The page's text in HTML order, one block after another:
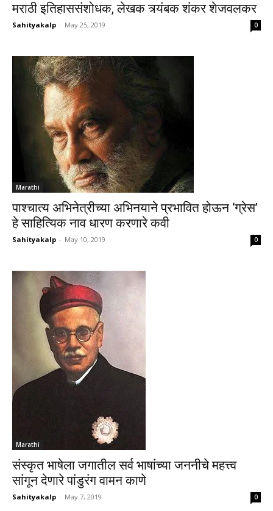
मराठी इतिहाससंशोधक, लेखक त्र्यंबक शंकर शेजवलकर
Sahityakalp - May 25, 2019 0
Marathi
पाश्चात्य अभिनेत्रीच्या अभिनयाने प्रभावित होऊन ‘ग्रेस’
हे साहित्यिक नाव धारण करणारे कवी
Sahityakalp - May 10, 2019 0
Marathi
संस्कृत भाषेला जगातील सर्व भाषांच्या जननीचे महत्त्व
सांगून देणारे पांडुरंग वामन काणे
Sahityakalp - May 7, 2019 0